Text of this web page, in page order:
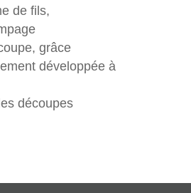
de fils,
grâce
développée à
découpes